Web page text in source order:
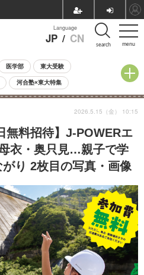
menu
Language
JP / CN search
医学部 東大受験
河合塾×東大特集
中学受験 小学校受験
過去問 人気記事
究教材（中学生向け） ランキング
無料招待】J-POWERエ
衣・奥只見…親子で学
り 2枚目の写真・画像
2026.5.15（金） 10:15